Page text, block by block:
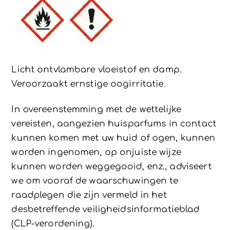
Licht ontvlambare vloeistof en damp.
Veroorzaakt ernstige oogirritatie.
In overeenstemming met de wettelijke
vereisten, aangezien huisparfums in contact
kunnen komen met uw huid of ogen, kunnen
worden ingenomen, op onjuiste wijze
kunnen worden weggegooid, enz., adviseert
we om vooraf de waarschuwingen te
raadplegen die zijn vermeld in het
desbetreffende veiligheidsinformatieblad
(CLP-verordening).